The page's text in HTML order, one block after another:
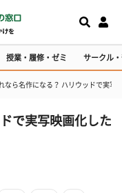
授業・履修・ゼミ サークル
なら名作になる？ ハリウッドで実写
で実写映画化した